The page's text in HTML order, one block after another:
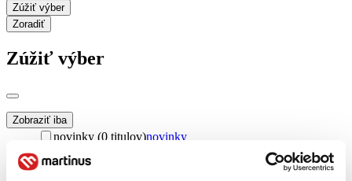
Zúžiť výber
Zoradiť
Zúžiť výber
Zobraziť iba
novinky (0 titulov)novinky
zľavnené tituly (0 titulov)